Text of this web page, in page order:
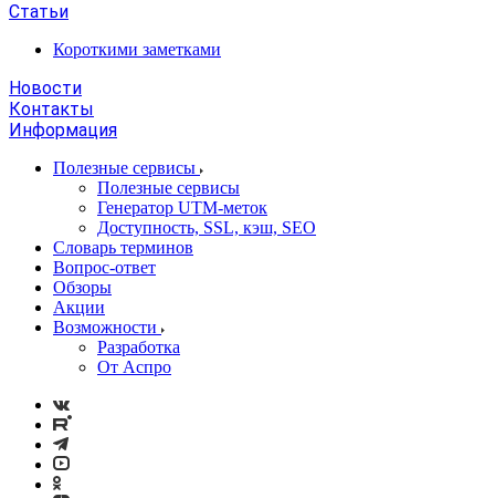
Статьи
Короткими заметками
Новости
Контакты
Информация
Полезные сервисы
Полезные сервисы
Генератор UTM‑меток
Доступность, SSL, кэш, SEO
Словарь терминов
Вопрос-ответ
Обзоры
Акции
Возможности
Разработка
От Аспро